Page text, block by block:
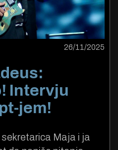
26/11/2025
Intervju
jem!
Maja i ja